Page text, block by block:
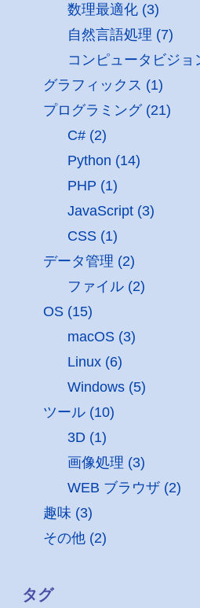
数理最適化 (3)
自然言語処理 (7)
コンピュータビジョ
グラフィックス (1)
プログラミング (21)
C# (2)
Python (14)
PHP (1)
JavaScript (3)
CSS (1)
データ管理 (2)
ファイル (2)
OS (15)
macOS (3)
Linux (6)
Windows (5)
ツール (10)
3D (1)
画像処理 (3)
WEB ブラウザ (2)
趣味 (3)
その他 (2)
タグ